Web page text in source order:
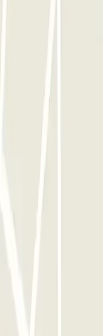
la red de
parking todas